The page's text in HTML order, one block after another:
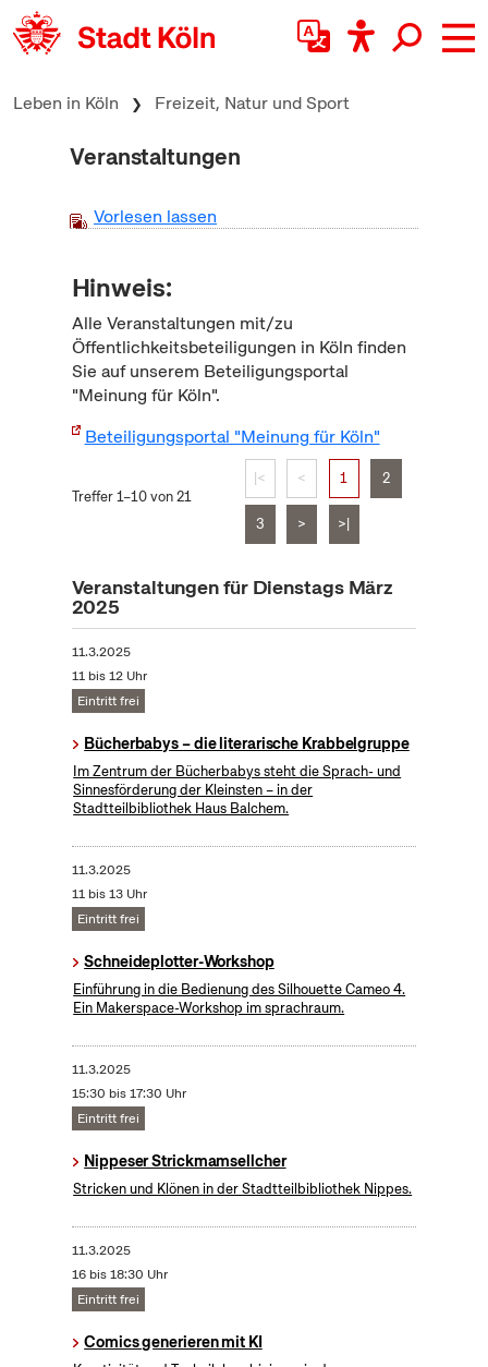
zum Inhalt springen
Leben in Köln Freizeit, Natur und Sport
Veranstaltungen
Vorlesen lassen
Hinweis:
Alle Veranstaltungen mit/zu
Öffentlichkeitsbeteiligungen in Köln finden
Sie auf unserem Beteiligungsportal
"Meinung für Köln".
Beteiligungsportal "Meinung für Köln"
Treffer 1–10 von 21
|< < 1 2
3 > >|
Veranstaltungen für Dienstags März
2025
11.3.2025
11 bis 12 Uhr
Eintritt frei
Bücherbabys – die literarische Krabbelgruppe
Im Zentrum der Bücherbabys steht die Sprach- und
Sinnesförderung der Kleinsten – in der
Stadtteilbibliothek Haus Balchem.
11.3.2025
11 bis 13 Uhr
Eintritt frei
Schneideplotter-Workshop
​Einführung in die Bedienung des Silhouette Cameo 4.
Ein Makerspace-Workshop im sprachraum.
11.3.2025
15:30 bis 17:30 Uhr
Eintritt frei
Nippeser Strickmamsellcher
Stricken und Klönen in der Stadtteilbibliothek Nippes.
11.3.2025
16 bis 18:30 Uhr
Eintritt frei
Comics generieren mit KI